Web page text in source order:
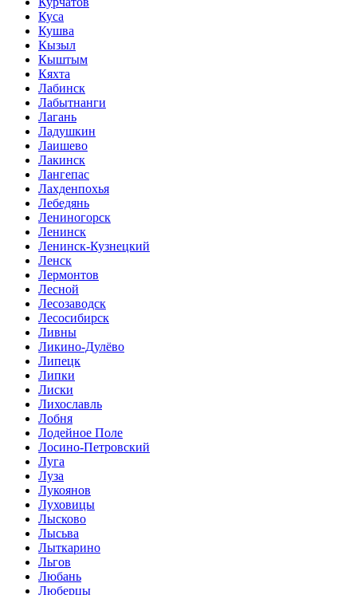
Куса
Кушва
Кызыл
Кыштым
Кяхта
Лабинск
Лабытнанги
Лагань
Ладушкин
Лаишево
Лакинск
Лангепас
Лахденпохья
Лебедянь
Лениногорск
Ленинск
Ленинск-Кузнецкий
Ленск
Лермонтов
Лесной
Лесозаводск
Лесосибирск
Ливны
Ликино-Дулёво
Липецк
Липки
Лиски
Лихославль
Лобня
Лодейное Поле
Лосино-Петровский
Луга
Луза
Лукоянов
Луховицы
Лысково
Лысьва
Лыткарино
Льгов
Любань
Люберцы